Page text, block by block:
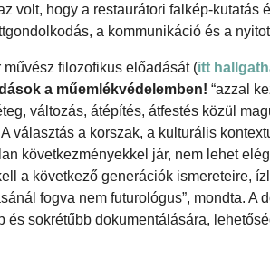
volt, hogy a restaurátori falkép-
a kommunikáció és a
művész filozofikus előadását (itt
a műemlékvédelemben! “azzal
változás, átépítés, átfestés közül
választás a korszak, a kulturális
következményekkel jár, nem lehet
a következő generációk ismereteire,
fogva nem futurológus”, mondta.
és sokrétűbb dokumentálására,